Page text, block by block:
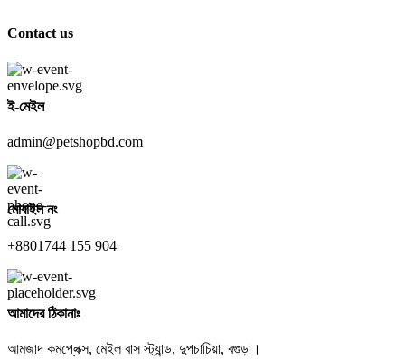
Contact us
ই-মেইল
admin@petshopbd.com
মোবাইল নং
+8801744 155 904
আমাদের ঠিকানাঃ
আমজাদ কমপ্লেক্স, মেইল বাস স্ট্যান্ড, দুপচাচিয়া, বগুড়া।